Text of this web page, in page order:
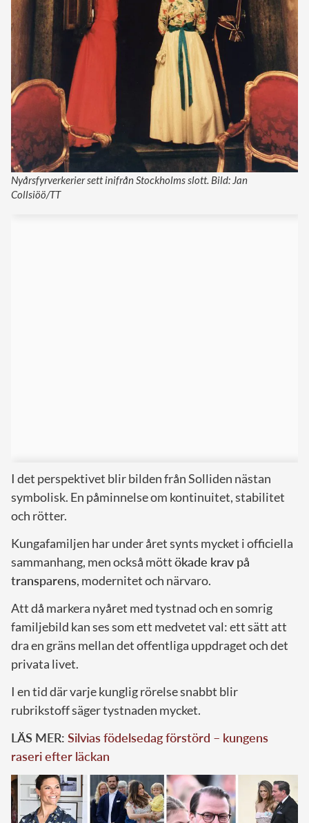
Nyårsfyrverkerier sett inifrån Stockholms slott. Bild: Jan
Collsiöö/TT
I det perspektivet blir bilden från Solliden nästan
symbolisk. En påminnelse om kontinuitet, stabilitet
och rötter.
Kungafamiljen har under året synts mycket i officiella
sammanhang, men också möttökade krav på
transparens, modernitet och närvaro.
Att då markera nyåret med tystnad och en somrig
familjebild kan ses som ett medvetet val: ett sätt att
dra en gräns mellan det offentliga uppdraget och det
privata livet.
I en tid där varje kunglig rörelse snabbt blir
rubrikstoff säger tystnaden mycket.
LÄS MER: Silvias födelsedag förstörd – kungens
raseri efter läckan